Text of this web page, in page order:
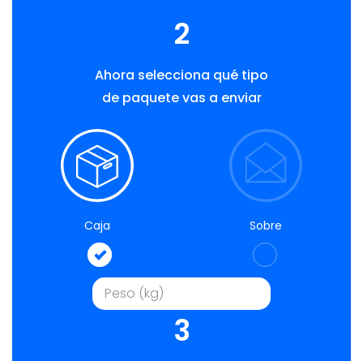
2
Ahora selecciona qué tipo
de paquete vas a enviar
Caja Sobre
3